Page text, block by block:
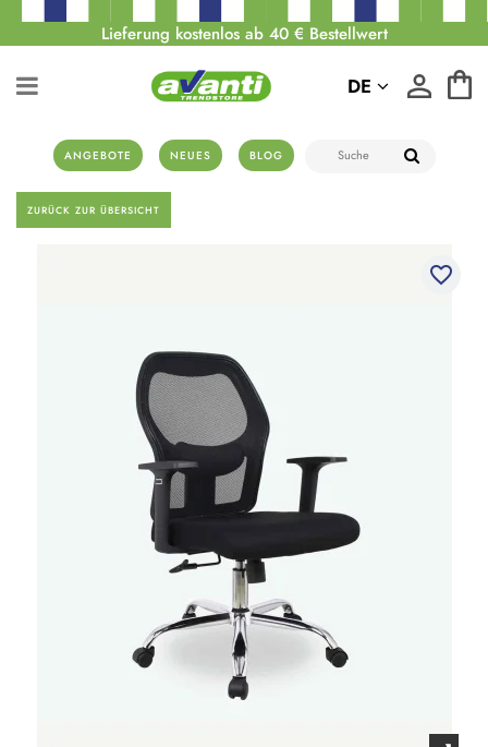
Lieferung kostenlos ab 40 € Bestellwert
ANGEBOTE NEUES BLOG
DE
ZURÜCK ZUR ÜBERSICHT
favorite_border